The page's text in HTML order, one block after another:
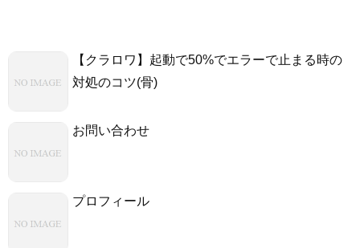
【クラロワ】起動で50%でエラーで止まる時の
対処のコツ(骨)
お問い合わせ
プロフィール